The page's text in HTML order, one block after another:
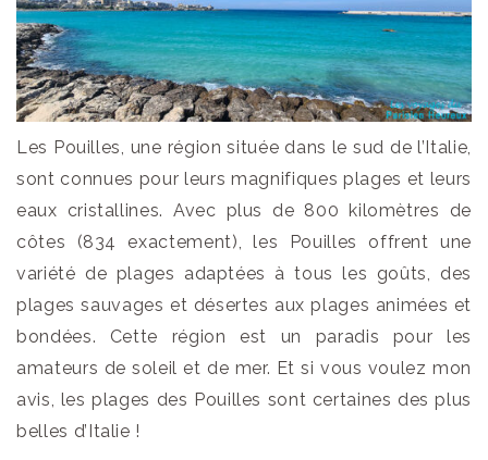
Les Pouilles, une région située dans le sud de l’Italie,
sont connues pour leurs magnifiques plages et leurs
eaux cristallines. Avec plus de 800 kilomètres de
côtes (834 exactement), les Pouilles offrent une
variété de plages adaptées à tous les goûts, des
plages sauvages et désertes aux plages animées et
bondées. Cette région est un paradis pour les
amateurs de soleil et de mer. Et si vous voulez mon
avis, les plages des Pouilles sont certaines des plus
belles d’Italie !